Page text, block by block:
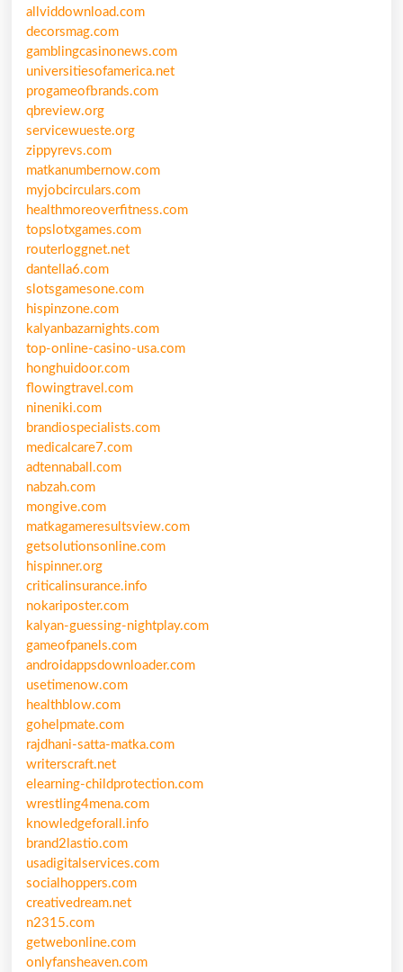
allviddownload.com
decorsmag.com
gamblingcasinonews.com
universitiesofamerica.net
progameofbrands.com
qbreview.org
servicewueste.org
zippyrevs.com
matkanumbernow.com
myjobcirculars.com
healthmoreoverfitness.com
topslotxgames.com
routerloggnet.net
dantella6.com
slotsgamesone.com
hispinzone.com
kalyanbazarnights.com
top-online-casino-usa.com
honghuidoor.com
flowingtravel.com
nineniki.com
brandiospecialists.com
medicalcare7.com
adtennaball.com
nabzah.com
mongive.com
matkagameresultsview.com
getsolutionsonline.com
hispinner.org
criticalinsurance.info
nokariposter.com
kalyan-guessing-nightplay.com
gameofpanels.com
androidappsdownloader.com
usetimenow.com
healthblow.com
gohelpmate.com
rajdhani-satta-matka.com
writerscraft.net
elearning-childprotection.com
wrestling4mena.com
knowledgeforall.info
brand2lastio.com
usadigitalservices.com
socialhoppers.com
creativedream.net
n2315.com
getwebonline.com
onlyfansheaven.com